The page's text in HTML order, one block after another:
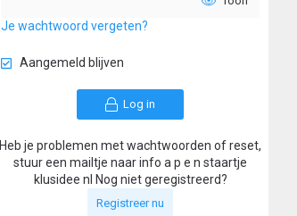
Je wachtwoord vergeten?
Aangemeld blijven
Log in
Heb je problemen met wachtwoorden of reset,
stuur een mailtje naar info a p e n staartje
klusidee nl Nog niet geregistreerd?
Registreer nu